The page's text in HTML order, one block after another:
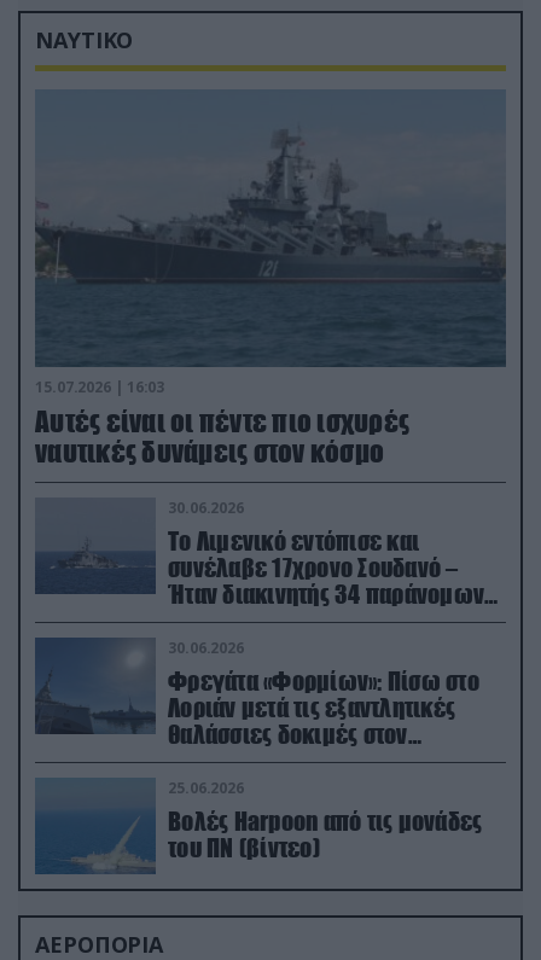
ΝΑΥΤΙΚΟ
15.07.2026 | 16:03
Aυτές είναι οι πέντε πιο ισχυρές
ναυτικές δυνάμεις στον κόσμο
30.06.2026
Το Λιμενικό εντόπισε και
συνέλαβε 17χρονο Σουδανό –
Ήταν διακινητής 34 παράνομων
μεταναστών
30.06.2026
Φρεγάτα «Φορμίων»: Πίσω στο
Λοριάν μετά τις εξαντλητικές
θαλάσσιες δοκιμές στον
απαιτητικό Βισκαϊκό
25.06.2026
Βολές Harpoon από τις μονάδες
του ΠΝ (βίντεο)
ΑΕΡΟΠΟΡΙΑ